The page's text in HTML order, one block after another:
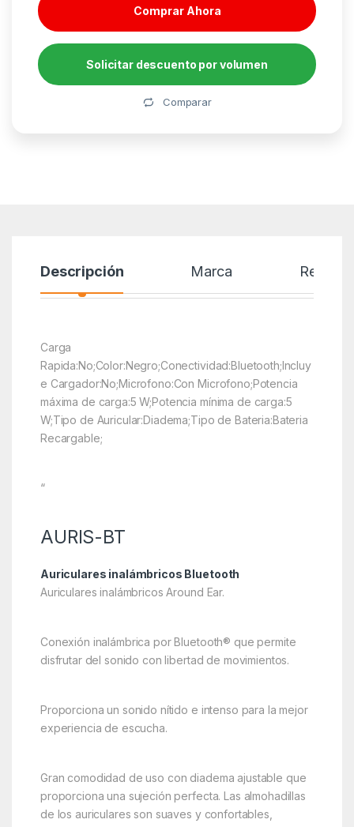
Comprar Ahora
Solicitar descuento por volumen
Comparar
Descripción Marca Reseñas
Carga
Rapida:No;Color:Negro;Conectividad:Bluetooth;Incluy
e Cargador:No;Microfono:Con Microfono;Potencia
máxima de carga:5 W;Potencia mínima de carga:5
W;Tipo de Auricular:Diadema;Tipo de Bateria:Bateria
Recargable;
“
AURIS-BT
Auriculares inalámbricos Bluetooth
Auriculares inalámbricos Around Ear.
Conexión inalámbrica por Bluetooth® que permite
disfrutar del sonido con libertad de movimientos.
Proporciona un sonido nítido e intenso para la mejor
experiencia de escucha.
Gran comodidad de uso con diadema ajustable que
proporciona una sujeción perfecta. Las almohadillas
de los auriculares son suaves y confortables,